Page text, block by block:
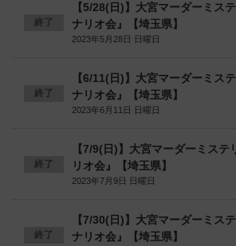
終了
【5/28(日)】大宮マーダーミス
ナリオ会』【埼玉県】
2023年5月28日 日曜日
終了
【6/11(日)】大宮マーダーミス
ナリオ会』【埼玉県】
2023年6月11日 日曜日
終了
【7/9(日)】大宮マーダーミステ
リオ会』【埼玉県】
2023年7月9日 日曜日
終了
【7/30(日)】大宮マーダーミス
ナリオ会』【埼玉県】